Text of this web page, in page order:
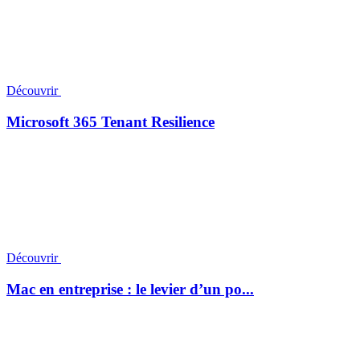
Découvrir
Microsoft 365 Tenant Resilience
Découvrir
Mac en entreprise : le levier d’un po...